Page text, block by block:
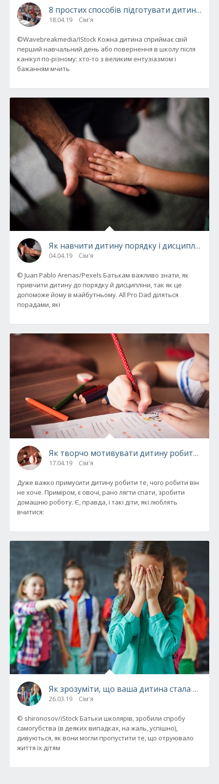
8 простих способів підготувати дитину до
18.04.19 Сім'я
©Wavebreakmedia/IStock Кожна дитина сприймає свій
перший навчальний день або повернення в школу після
канікул по-різному: хто-то з великим ентузіазмом і
бажанням мчить
Як навчити дитину порядку і дисципліни
04.04.19 Сім'я
© Juan Pablo Arenas/Pexels Батькам важливо знати, як
привчити дитину до порядку й дисципліни, так як це
допоможе йому в майбутньому. All Pro Dad діляться
порадами, які
Як творчо мотивувати дитину робити
17.04.19 Сім'я
Дуже важко примусити дитину робити те, чого робити він
не хоче. Приміром, є овочі, рано лягти спати, зробити
домашню роботу. Є, правда, і такі діти, які люблять
вчитися:
Як зрозуміти, що ваша дитина стала
26.03.19 Сім'я
© shironosov/iStock Батьки школярів, зробили спробу
самогубства (в деяких випадках, на жаль, успішно),
дивуються, як вони могли пропустити те, що отруювало
життя їх дітям